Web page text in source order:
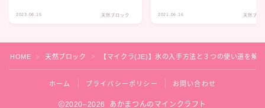
2023.08.15 天然ブロック 2021.06.16 天然ブロ
HOME ＞ 天然ブロック ＞ 【マイクラ(JE)】氷の入手方法と３つの使い道を解
ホーム プライバシーポリシー お問い合わせ
2020–2026 あかまつんのマインクラフト